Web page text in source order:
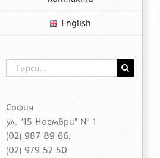
English
София
ул. "15 Ноември" № 1
(02) 987 89 66,
(02) 979 52 50
Търсене
...